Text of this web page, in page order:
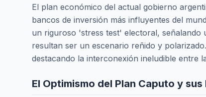
El plan económico del actual gobierno
bancos de inversión más influyentes del
un riguroso 'stress test' electoral, señalando
resultan ser un escenario reñido y
destacando la interconexión ineludible entre
El Optimismo del Plan Caputo y sus